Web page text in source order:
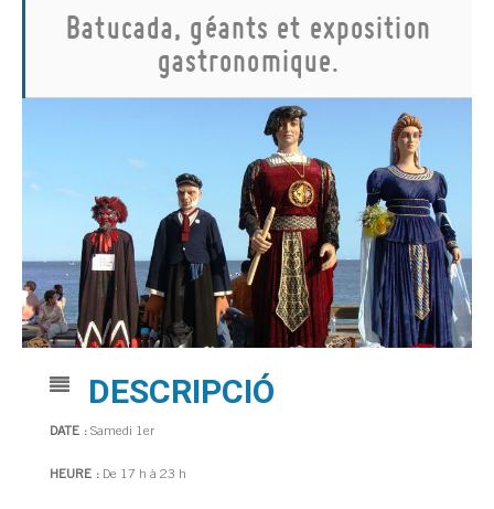
Batucada, géants et exposition
gastronomique.
DESCRIPCIÓ
DATE : Samedi 1er
HEURE : De 17 h à 23 h